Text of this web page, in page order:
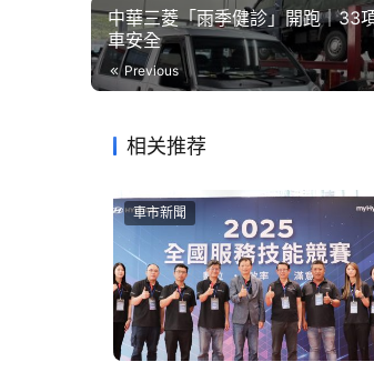
頭家對PORTER II實用價值與營
因應最新法規要求與市場成本
車、汰換或擴充營業車隊需求的
伴。PORTER II長年受到市場支
同產業型態提供原廠打造配件與
銷售穩居第一 高承載、省油安全
PORTER II以紮實商品力成為
中華三菱「雨季健診」開跑｜33
車安全
Previous
相关推荐
車市新聞